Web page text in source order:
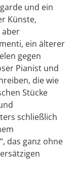
und ein
Künste,
aber
ein älterer
gegen
Pianist und
die wie
Stücke
schließlich
das ganz ohne